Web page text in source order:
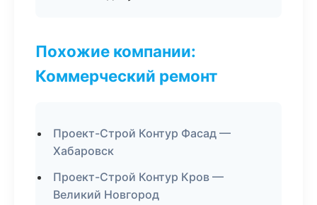
Похожие компании:
Коммерческий ремонт
Проект-Строй Контур Фасад —
Хабаровск
Проект-Строй Контур Кров —
Великий Новгород